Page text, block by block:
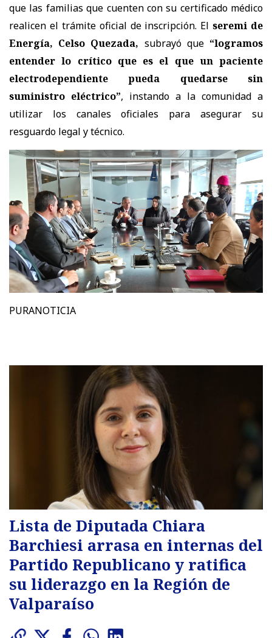
que las familias que cuenten con su certificado médico
realicen el trámite oficial de inscripción. Elseremi de
Energía, Celso Quezada, subrayó que “logramos
entender lo crítico que es el que un paciente
electrodependiente pueda quedarse sin
suministro eléctrico”, instando a la comunidad a
utilizar los canales oficiales para asegurar su
resguardo legal y técnico.
PURANOTICIA
Lista de Diputada Chiara
Barchiesi arrasa en internas del
Partido Republicano y ratifica
su liderazgo en la Región de
Valparaíso